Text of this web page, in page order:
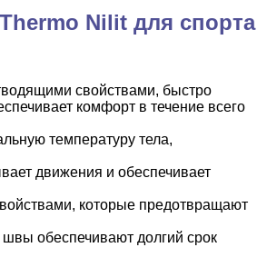
Nilit для спорта
свойствами, быстро
комфорт в течение всего
температуру тела,
движения и обеспечивает
которые предотвращают
обеспечивают долгий срок